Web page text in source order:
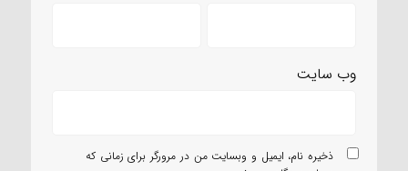
وب‌ سایت
ذخیره نام، ایمیل و وبسایت من در مرورگر برای زمانی که